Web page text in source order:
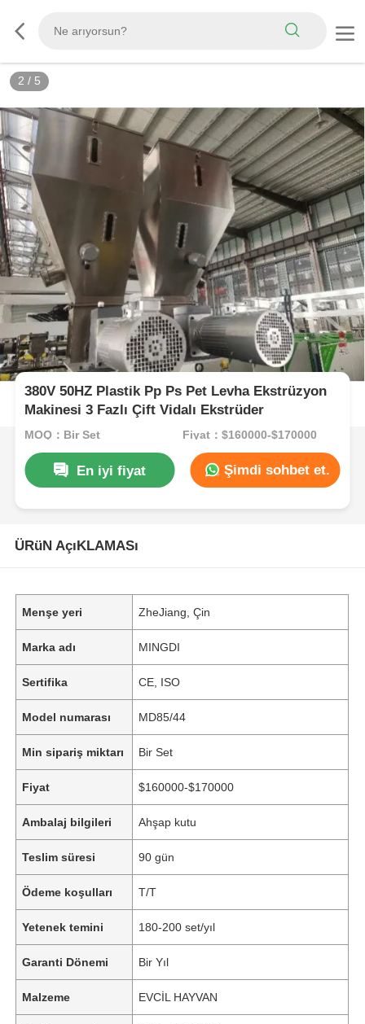
2 / 5
380V 50HZ Plastik Pp Ps Pet Levha Ekstrüzyon
Makinesi 3 Fazlı Çift Vidalı Ekstrüder
MOQ：Bir Set Fiyat：$160000-$170000
En iyi fiyat Şimdi sohbet et.
ÜRüN AçıKLAMASı
Menşe yeri ZheJiang, Çin
Marka adı MINGDI
Sertifika CE, ISO
Model numarası MD85/44
Min sipariş miktarı Bir Set
Fiyat $160000-$170000
Ambalaj bilgileri Ahşap kutu
Teslim süresi 90 gün
Ödeme koşulları T/T
Yetenek temini 180-200 set/yıl
Garanti Dönemi Bir Yıl
Malzeme EVCİL HAYVAN